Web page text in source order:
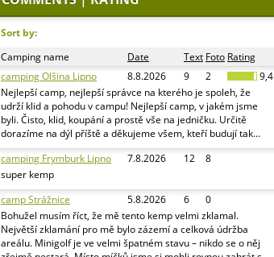
Sort by:
Camping name
Date Text Foto Rating
camping Olšina Lipno
8.8.2026 9 2
9,4
Nejlepší camp, nejlepší správce na kterého je spoleh, že
udrží klid a pohodu v campu! Nejlepší camp, v jakém jsme
byli. Čisto, klid, koupání a prostě vše na jedničku. Určitě
dorazíme na dýl příště a děkujeme všem, kteří budují tak...
camping Frymburk Lipno
7.8.2026 12
8
super kemp
camp Strážnice
5.8.2026 6
0
Bohužel musím říct, že mě tento kemp velmi zklamal.
Největší zklamání pro mě bylo zázemí a celková údržba
areálu. Minigolf je ve velmi špatném stavu – nikdo se o něj